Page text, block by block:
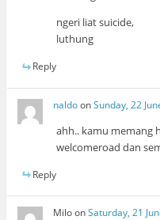
ngeri liat suicide,
luthung
Reply
naldoonSunday, 22
ahh.. kamu memang
welcomeroad dan
Reply
MiloonSaturday, 21